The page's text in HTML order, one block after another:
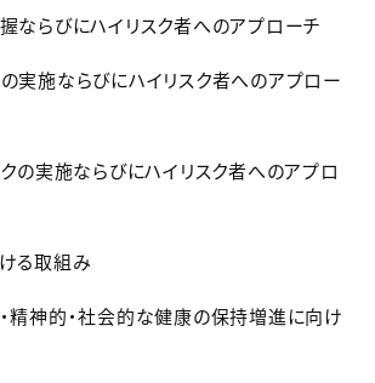
ならびにハイリスク者へのアプローチ
実施ならびにハイリスク者へのアプロー
クの実施ならびにハイリスク者へのアプロ
る取組み
精神的・社会的な健康の保持増進に向け